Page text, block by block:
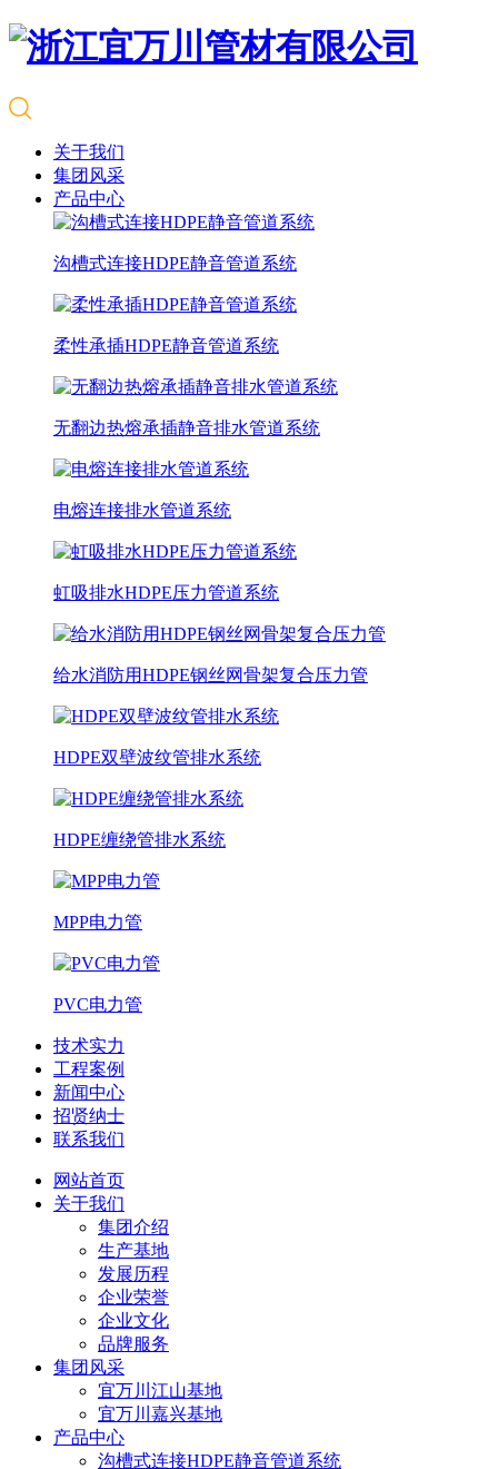
关于我们
集团风采
产品中心
沟槽式连接HDPE静音管道系统
柔性承插HDPE静音管道系统
无翻边热熔承插静音排水管道系统
电熔连接排水管道系统
虹吸排水HDPE压力管道系统
给水消防用HDPE钢丝网骨架复合压力管
HDPE双壁波纹管排水系统
HDPE缠绕管排水系统
MPP电力管
PVC电力管
技术实力
工程案例
新闻中心
招贤纳士
联系我们
网站首页
关于我们
集团介绍
生产基地
发展历程
企业荣誉
企业文化
品牌服务
集团风采
宜万川江山基地
宜万川嘉兴基地
产品中心
沟槽式连接HDPE静音管道系统